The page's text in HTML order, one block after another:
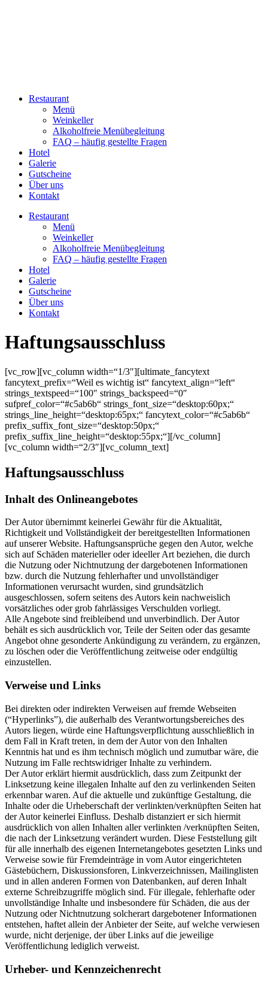
Restaurant
Menü
Weinkeller
Alkoholfreie Menübegleitung
FAQ – häufig gestellte Fragen
Hotel
Galerie
Gutscheine
Über uns
Kontakt
Restaurant
Menü
Weinkeller
Alkoholfreie Menübegleitung
FAQ – häufig gestellte Fragen
Hotel
Galerie
Gutscheine
Über uns
Kontakt
Haftungsausschluss
[vc_row][vc_column width=“1/3″][ultimate_fancytext
fancytext_prefix=“Weil es wichtig ist“ fancytext_align=“left“
strings_textspeed=“100″ strings_backspeed=“0″
sufpref_color=“#c5ab6b“ strings_font_size=“desktop:60px;“
strings_line_height=“desktop:65px;“ fancytext_color=“#c5ab6b“
prefix_suffix_font_size=“desktop:50px;“
prefix_suffix_line_height=“desktop:55px;“][/vc_column]
[vc_column width=“2/3″][vc_column_text]
Haftungsausschluss
Inhalt des Onlineangebotes
Der Autor übernimmt keinerlei Gewähr für die Aktualität,
Richtigkeit und Vollständigkeit der bereitgestellten Informationen
auf unserer Website. Haftungsansprüche gegen den Autor, welche
sich auf Schäden materieller oder ideeller Art beziehen, die durch
die Nutzung oder Nichtnutzung der dargebotenen Informationen
bzw. durch die Nutzung fehlerhafter und unvollständiger
Informationen verursacht wurden, sind grundsätzlich
ausgeschlossen, sofern seitens des Autors kein nachweislich
vorsätzliches oder grob fahrlässiges Verschulden vorliegt.
Alle Angebote sind freibleibend und unverbindlich. Der Autor
behält es sich ausdrücklich vor, Teile der Seiten oder das gesamte
Angebot ohne gesonderte Ankündigung zu verändern, zu ergänzen,
zu löschen oder die Veröffentlichung zeitweise oder endgültig
einzustellen.
Verweise und Links
Bei direkten oder indirekten Verweisen auf fremde Webseiten
(“Hyperlinks”), die außerhalb des Verantwortungsbereiches des
Autors liegen, würde eine Haftungsverpflichtung ausschließlich in
dem Fall in Kraft treten, in dem der Autor von den Inhalten
Kenntnis hat und es ihm technisch möglich und zumutbar wäre, die
Nutzung im Falle rechtswidriger Inhalte zu verhindern.
Der Autor erklärt hiermit ausdrücklich, dass zum Zeitpunkt der
Linksetzung keine illegalen Inhalte auf den zu verlinkenden Seiten
erkennbar waren. Auf die aktuelle und zukünftige Gestaltung, die
Inhalte oder die Urheberschaft der verlinkten/verknüpften Seiten hat
der Autor keinerlei Einfluss. Deshalb distanziert er sich hiermit
ausdrücklich von allen Inhalten aller verlinkten /verknüpften Seiten,
die nach der Linksetzung verändert wurden. Diese Feststellung gilt
für alle innerhalb des eigenen Internetangebotes gesetzten Links und
Verweise sowie für Fremdeinträge in vom Autor eingerichteten
Gästebüchern, Diskussionsforen, Linkverzeichnissen, Mailinglisten
und in allen anderen Formen von Datenbanken, auf deren Inhalt
externe Schreibzugriffe möglich sind. Für illegale, fehlerhafte oder
unvollständige Inhalte und insbesondere für Schäden, die aus der
Nutzung oder Nichtnutzung solcherart dargebotener Informationen
entstehen, haftet allein der Anbieter der Seite, auf welche verwiesen
wurde, nicht derjenige, der über Links auf die jeweilige
Veröffentlichung lediglich verweist.
Urheber- und Kennzeichenrecht